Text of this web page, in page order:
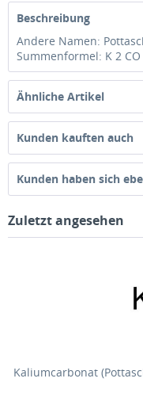
Beschreibung
Andere Namen:
Summenformel: K 2
Ähnliche Artikel
Kunden kauften auch
Kunden haben sich
Zuletzt angesehen
Kaliumcarbonat